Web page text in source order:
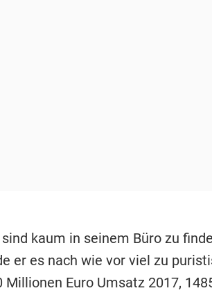
kaum in seinem Büro zu
er es nach wie vor viel zu
Millionen Euro Umsatz 2017,